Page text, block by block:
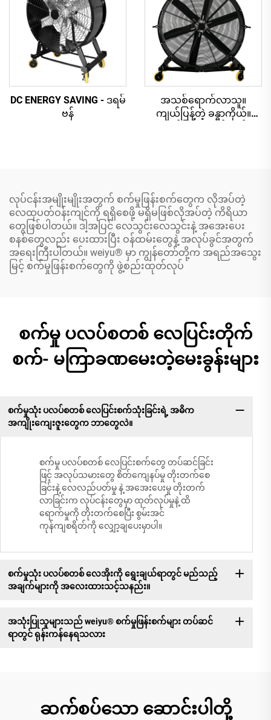
DC ENERGY SAVING - ဒရမ်
ဗန်
အသစ်ရောက်လာသူ။
ကျယ်ပြန့်တဲ့ ခန္ဓာကိုယ်။
လုပ်ငန်းအမျိုးမျိုးအတွက် စက်မှုဖြန်းစက်တွေက လိုအပ်တဲ့
လေထုပတ်ဝန်းကျင်ကို ရရှိစေဖို့ မရှိမဖြစ်လိုအပ်တဲ့ ကိရိယာ
တွေဖြစ်ပါတယ်။ ဒါ့အပြင် လေသွင်းလေသွင်းနဲ့ အအေးပေး
စနစ်တွေလည်း ပေးထားပြီး ဝန်ထမ်းတွေနဲ့ အလုပ်ခွင်အတွက်
အရေးကြီးပါတယ်။ weiyu® မှာ ကျွန်တော်တို့က အရည်အသွေး
မြင့် စက်မှုဖြန်းစက်တွေကို ဖွဲ့စည်းထုတ်လုပ်
စက်မှု ပလပ်စတစ် လေပြင်းတိုက်
စက်- မကြာခဏမေးတဲ့မေးခွန်းများ
စက်မှုသုံး ပလပ်စတစ် လေပြင်းစက်သုံးခြင်းရဲ့ အဓိက
အကျိုးကျေးဇူးတွေက ဘာတွေလဲ။
စက်မှု ပလပ်စတစ် လေပြင်းစက်တွေ တပ်ဆင်ခြင်း
ဖြင့် အလုပ်သမားတွေ စိတ်ကျေနပ်မှု တိုးတက်စေ
ခြင်းနဲ့ လေလည်ပတ်မှု နဲ့ အအေးပေးမှု တိုးတက်
လာခြင်းက လုပ်ငန်းတွေမှာ ထုတ်လုပ်မှုနဲ့ ထိ
ရောက်မှုကို တိုးတက်စေပြီး စွမ်းအင်
ကုန်ကျစရိတ်ကို လျှော့ချပေးမှာပါ။
စက်မှုသုံး ပလပ်စတစ် လေအိုးကို ရွေးချယ်ရာတွင် မည်သည့်
အချက်များကို အလေးထားသင့်သနည်း။
အသုံးပြုသူများသည် weiyu® စက်မှုဖြန်းစက်များ တပ်ဆင်
ရာတွင် ရုန်းကန်နေရသလား
ဆက်စပ်သော ဆောင်းပါတို့